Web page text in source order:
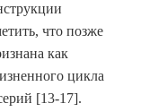
что позже
как
цикла
[13-17].